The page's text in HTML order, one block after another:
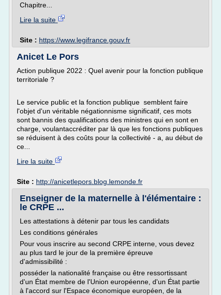
Chapitre...
Lire la suite
Site : https://www.legifrance.gouv.fr
Anicet Le Pors
Action publique 2022 : Quel avenir pour la fonction publique
territoriale ?
Le service public et la fonction publique semblent faire
l'objet d'un véritable négationnisme significatif, ces mots
sont bannis des qualifications des ministres qui en sont en
charge, voulantaccréditer par là que les fonctions publiques
se réduisent à des coûts pour la collectivité - a, au début de
ce...
Lire la suite
Site : http://anicetlepors.blog.lemonde.fr
Enseigner de la maternelle à l'élémentaire :
le CRPE ...
Les attestations à détenir par tous les candidats
Les conditions générales
Pour vous inscrire au second CRPE interne, vous devez
au plus tard le jour de la première épreuve
d'admissibilité :
posséder la nationalité française ou être ressortissant
d'un État membre de l'Union européenne, d'un État partie
à l'accord sur l'Espace économique européen, de la